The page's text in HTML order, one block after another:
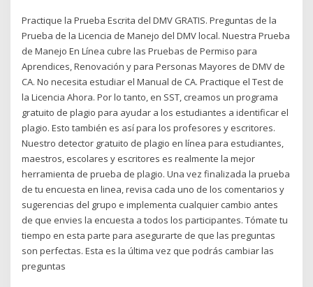
Practique la Prueba Escrita del DMV GRATIS. Preguntas de la
Prueba de la Licencia de Manejo del DMV local. Nuestra Prueba
de Manejo En Línea cubre las Pruebas de Permiso para
Aprendices, Renovación y para Personas Mayores de DMV de
CA. No necesita estudiar el Manual de CA. Practique el Test de
la Licencia Ahora. Por lo tanto, en SST, creamos un programa
gratuito de plagio para ayudar a los estudiantes a identificar el
plagio. Esto también es así para los profesores y escritores.
Nuestro detector gratuito de plagio en línea para estudiantes,
maestros, escolares y escritores es realmente la mejor
herramienta de prueba de plagio. Una vez finalizada la prueba
de tu encuesta en linea, revisa cada uno de los comentarios y
sugerencias del grupo e implementa cualquier cambio antes
de que envies la encuesta a todos los participantes. Tómate tu
tiempo en esta parte para asegurarte de que las preguntas
son perfectas. Esta es la última vez que podrás cambiar las
preguntas